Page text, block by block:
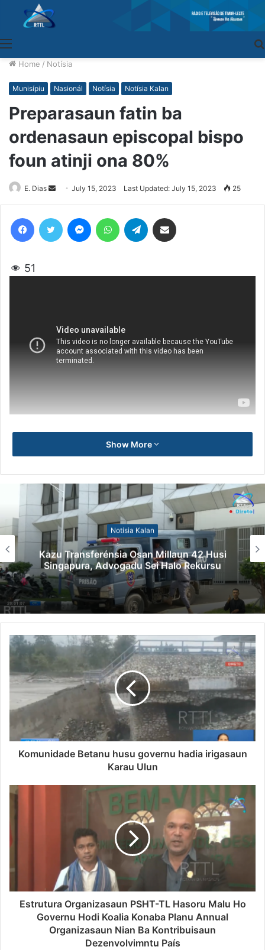
Home / Notísia
Munisípiu Nasionál Notísia Notísia Kalan
Preparasaun fatin ba
ordenasaun episcopal bispo
foun atinji ona 80%
E. Dias
Send
an
July 15, 2023 Last Updated: July 15, 2023 25
51
Show More
Notísia Kalan
Kazu Transferénsia Osan Millaun 42 Husi
Singapura, Advogadu Sei Halo Rekursu
Komunidade Betanu husu governu hadia irigasaun
Karau Ulun
Estrutura Organizasaun PSHT-TL Hasoru Malu Ho
Governu Hodi Koalia Konaba Planu Annual
Organizasaun Nian Ba Kontribuisaun
Dezenvolvimntu País